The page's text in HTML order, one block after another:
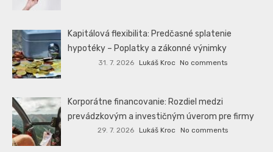
Kapitálová flexibilita: Predčasné splatenie
hypotéky – Poplatky a zákonné výnimky
31. 7. 2026 Lukáš Kroc No comments
Korporátne financovanie: Rozdiel medzi
prevádzkovým a investičným úverom pre firmy
29. 7. 2026 Lukáš Kroc No comments